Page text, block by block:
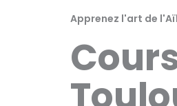
Apprenez l'art de